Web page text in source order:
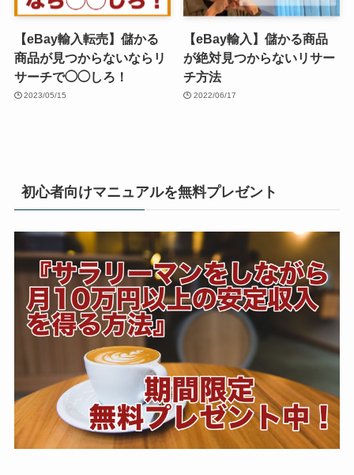
【eBay輸入転売】儲かる
商品が見つからないならリ
サーチで◯◯しろ！
2023/05/15
【eBay輸入】儲かる商品
が絶対見つからないリサー
チ方法
2022/06/17
初心者向けマニュアルを無料プレゼント